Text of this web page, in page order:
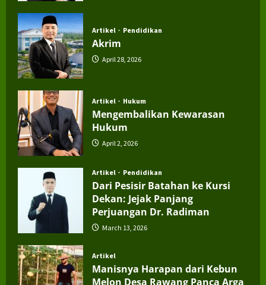
Artikel Pendidikan
Akrim
April 28, 2026
Artikel Hukum
Mengembalikan Kewarasan
Hukum
April 2, 2026
Artikel Pendidikan
Dari Pesisir Batahan ke Kursi
Dekan: Jejak Panjang
Perjuangan Dr. Radiman
March 13, 2026
Artikel
Manisnya Harapan dari Kebun
Melon Desa Rawang Panca Arga